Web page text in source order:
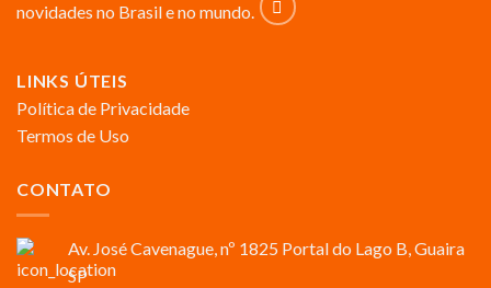
novidades no Brasil e no mundo.
LINKS ÚTEIS
Política de Privacidade
Termos de Uso
CONTATO
Av. José Cavenague, nº 1825 Portal do Lago B, Guaira
SP